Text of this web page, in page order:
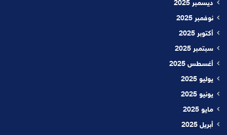
ديسمبر 2025
نوفمبر 2025
أكتوبر 2025
سبتمبر 2025
أغسطس 2025
يوليو 2025
يونيو 2025
مايو 2025
أبريل 2025